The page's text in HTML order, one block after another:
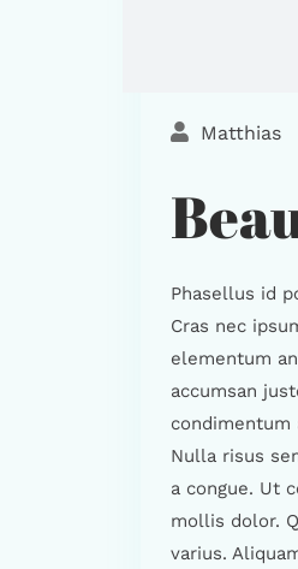
Matthias
Phasellus id
Cras nec
elementum
accumsan
condimentum
Nulla risus
a congue. Ut
mollis dolor.
varius.